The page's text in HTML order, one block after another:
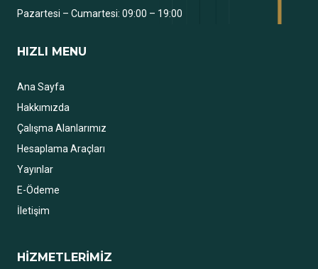
Pazartesi – Cumartesi: 09:00 – 19:00
HIZLI MENU
Ana Sayfa
Hakkımızda
Çalışma Alanlarımız
Hesaplama Araçları
Yayınlar
E-Ödeme
İletişim
HİZMETLERİMİZ